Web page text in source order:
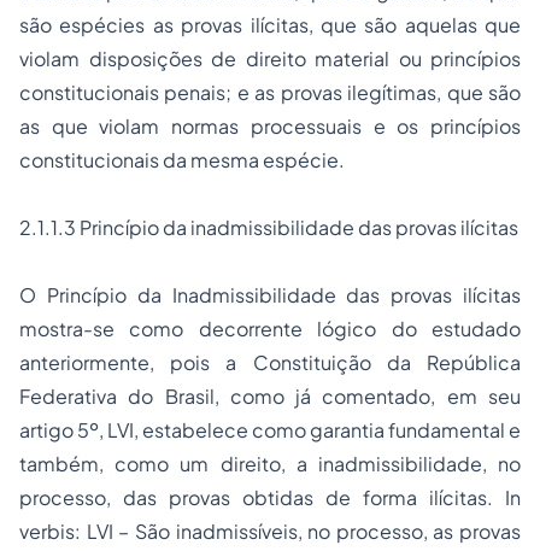
são espécies as provas ilícitas, que são aquelas que
violam disposições de direito material ou princípios
constitucionais penais; e as provas ilegítimas, que são
as que violam normas processuais e os princípios
constitucionais da mesma espécie.
2.1.1.3 Princípio da inadmissibilidade das provas ilícitas
O Princípio da Inadmissibilidade das provas ilícitas
mostra-se como decorrente lógico do estudado
anteriormente, pois a Constituição da República
Federativa do Brasil, como já comentado, em seu
artigo 5º, LVI, estabelece como garantia fundamental e
também, como um direito, a inadmissibilidade, no
processo, das provas obtidas de forma ilícitas. In
verbis: LVI – São inadmissíveis, no processo, as provas